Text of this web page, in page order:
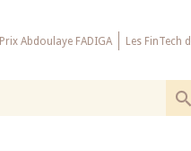
Prix Abdoulaye FADIGA Les FinTech